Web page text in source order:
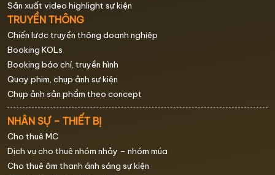
Sản xuất video highlight sự kiện
TRUYỀN THÔNG
Chiến lược truyền thông doanh nghiệp
Booking KOLs
Booking báo chí, truyền hình
Quay phim, chụp ảnh sự kiện
Chụp ảnh sản phẩm theo concept
NHÂN SỰ – THIẾT BỊ
Cho thuê MC
Dịch vụ cho thuê nhóm nhảy – nhóm múa
Cho thuê âm thanh ánh sáng sự kiện